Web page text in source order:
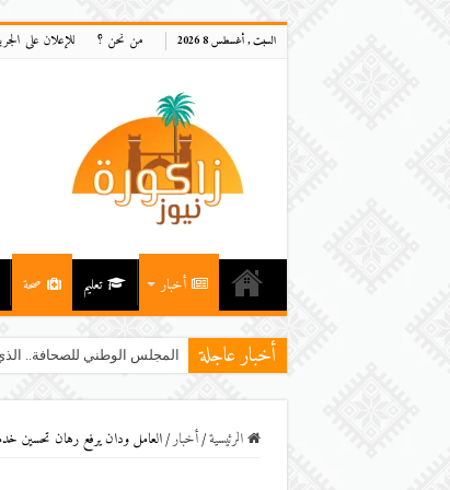
السبت , أغسطس 8 2026 من نحن ؟ للإعلان على
أخبار تعليم صحة
أخبار عاجلة استنفار بزاكورة بعد وفاة
الرئيسية/أخبار/العامل ودان يرفع رهان تحسين